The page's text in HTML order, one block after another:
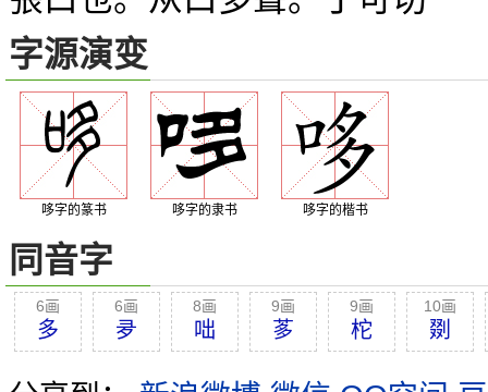
字源演变
哆字的篆书 哆字的隶书 哆字的楷书
同音字
6画
多
6画
夛
8画
咄
9画
茤
9画
柁
10画
剟